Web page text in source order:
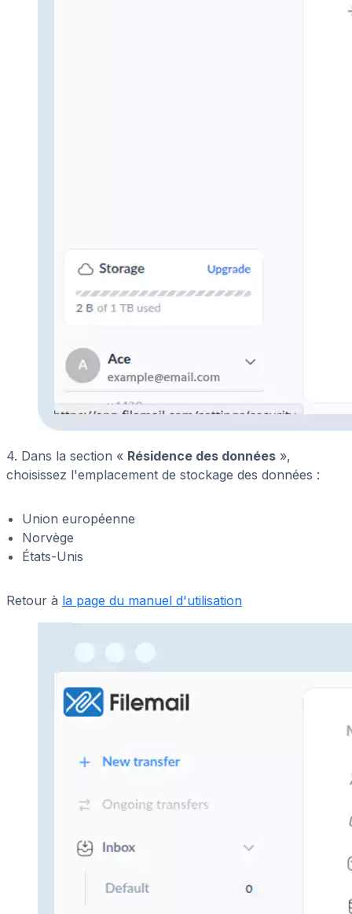
4. Dans la section « Résidence des données »,
choisissez l'emplacement de stockage des données :
Union européenne
Norvège
États-Unis
Retour à la page du manuel d'utilisation